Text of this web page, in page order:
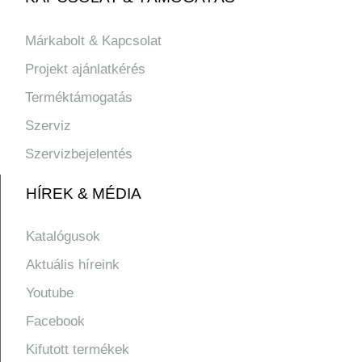
Márkabolt & Kapcsolat
Projekt ajánlatkérés
Terméktámogatás
Szerviz
Szervizbejelentés
HÍREK & MÉDIA
Katalógusok
Aktuális híreink
Youtube
Facebook
Kifutott termékek